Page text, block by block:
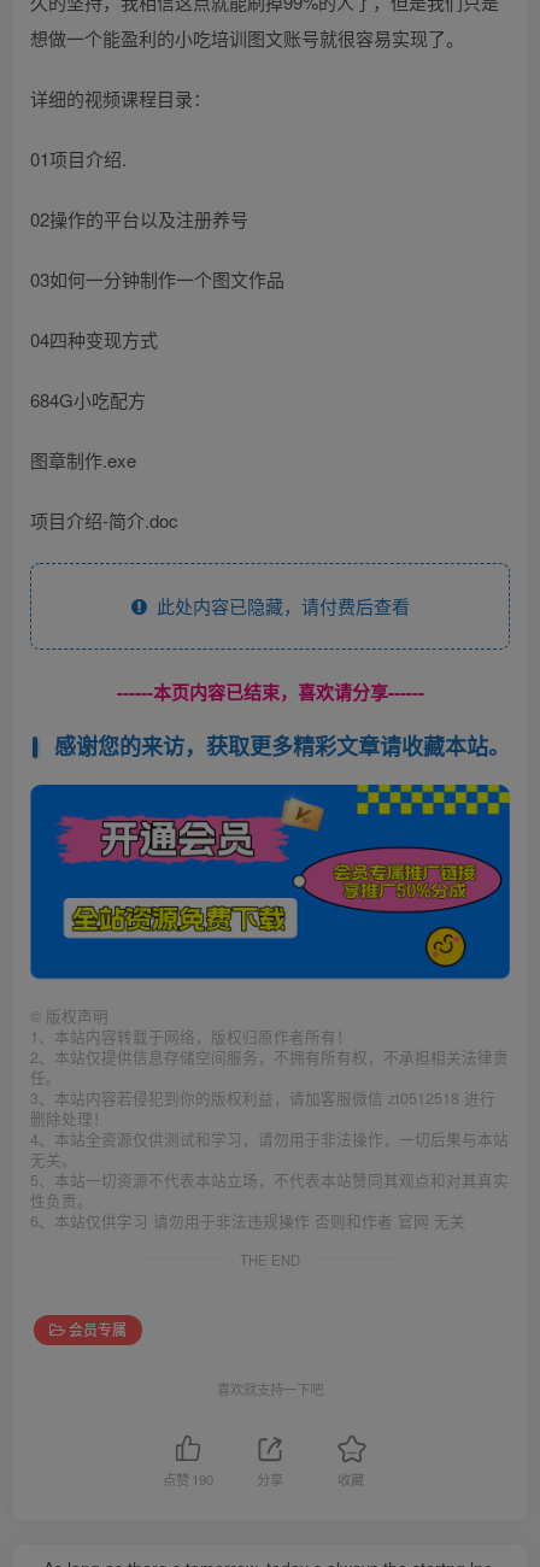
想做一个能盈利的小吃培训图文账号就很容易实现了。
详细的视频课程目录：
01项目介绍.
02操作的平台以及注册养号
03如何一分钟制作一个图文作品
04四种变现方式
684G小吃配方
图章制作.exe
项目介绍-简介.doc
此处内容已隐藏，请付费后查看
------本页内容已结束，喜欢请分享------
感谢您的来访，获取更多精彩文章请收藏本站。
© 版权声明
1、本站内容转载于网络，版权归原作者所有！
2、本站仅提供信息存储空间服务，不拥有所有权，不承担相关法律责
任。
3、本站内容若侵犯到你的版权利益，请加客服微信 zt0512518 进行
删除处理！
4、本站全资源仅供测试和学习，请勿用于非法操作，一切后果与本站
无关。
5、本站一切资源不代表本站立场，不代表本站赞同其观点和对其真实
性负责。
6、本站仅供学习 请勿用于非法违规操作 否则和作者 官网 无关
THE END
会员专属
喜欢就支持一下吧
点赞 190 分享 收藏